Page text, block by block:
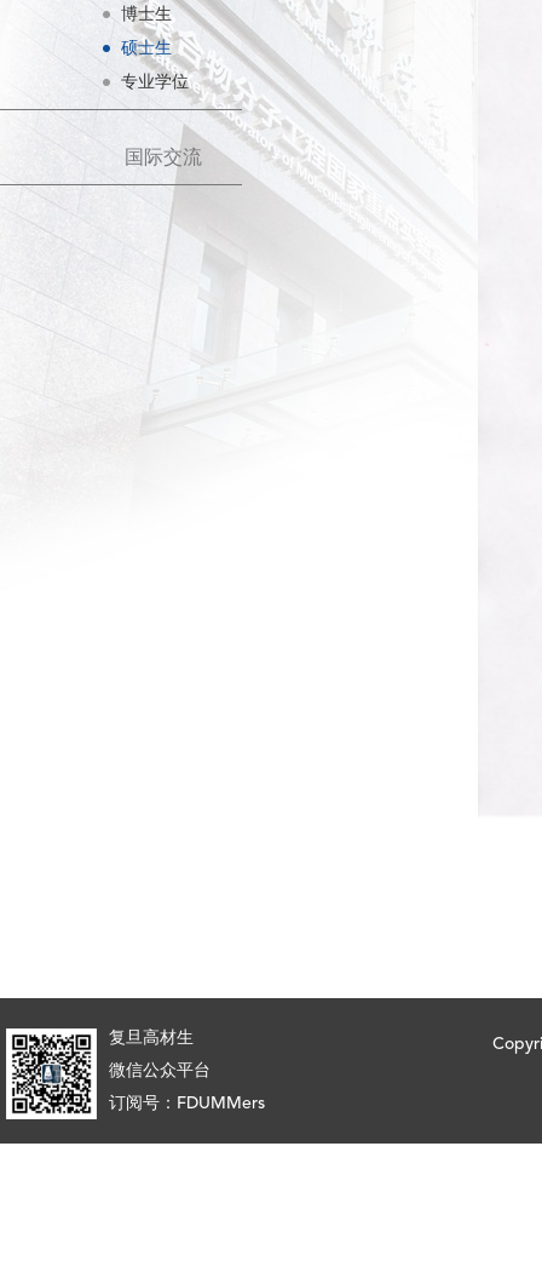
博士生
硕士生
专业学位
国际交流
复旦高材生
微信公众平台
订阅号：FDUMMers